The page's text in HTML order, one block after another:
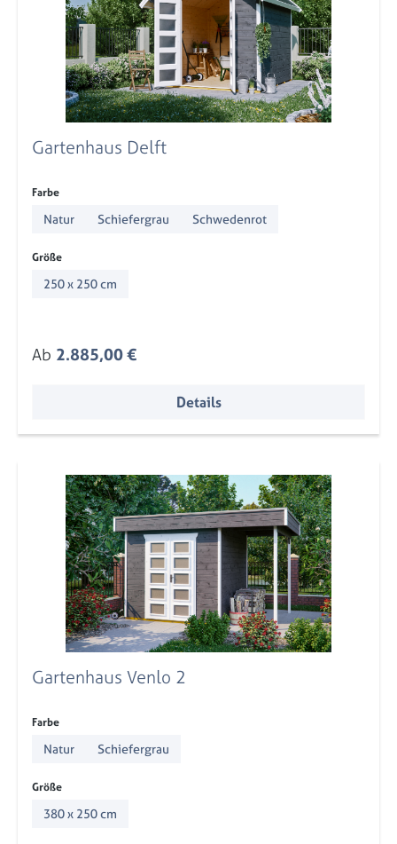
Gartenhaus Delft
Farbeauswählen
Natur Schiefergrau Schwedenrot
Größeauswählen
250 x 250 cm
Regulärer Preis:
Ab 2.885,00 €
Details
Gartenhaus Venlo 2
Farbeauswählen
Natur Schiefergrau
Größeauswählen
380 x 250 cm